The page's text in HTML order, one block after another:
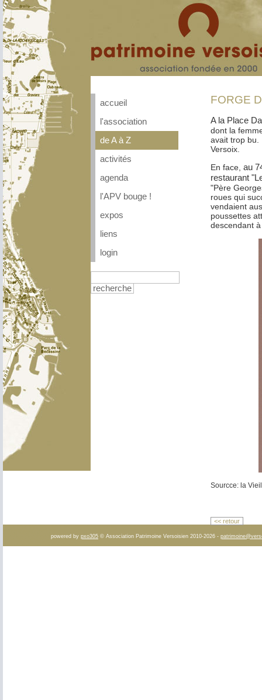
accueil
l'association
de A à Z
activités
agenda
l'APV bouge !
expos
liens
login
recherche
FORGE
A la Place
dont la
avait trop bu.
Versoix.
En face, au
restaurant
"Père
roues qui
vendaient
poussettes
descendant
Sourcce: la
<< retour
powered by pxo305 © Association Patrimoine Versoisien 2010-2026 -